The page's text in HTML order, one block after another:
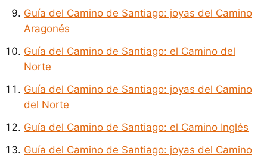
Guía del Camino de Santiago: joyas del Camino
Aragonés
Guía del Camino de Santiago: el Camino del
Norte
Guía del Camino de Santiago: joyas del Camino
del Norte
Guía del Camino de Santiago: el Camino Inglés
Guía del Camino de Santiago: joyas del Camino